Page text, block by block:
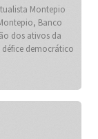
Montepio
Banco
dos ativos da
democrático